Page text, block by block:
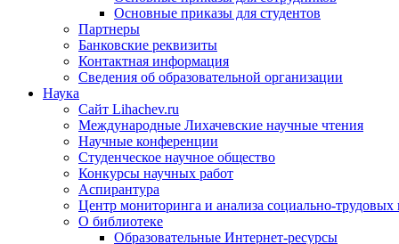
Основные приказы для студентов
Партнеры
Банковские реквизиты
Контактная информация
Сведения об образовательной организации
Наука
Сайт Lihachev.ru
Международные Лихачевские научные чтения
Научные конференции
Студенческое научное общество
Конкурсы научных работ
Аспирантура
Центр мониторинга и анализа социально-трудовых
О библиотеке
Образовательные Интернет-ресурсы